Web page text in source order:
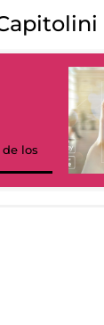
de los